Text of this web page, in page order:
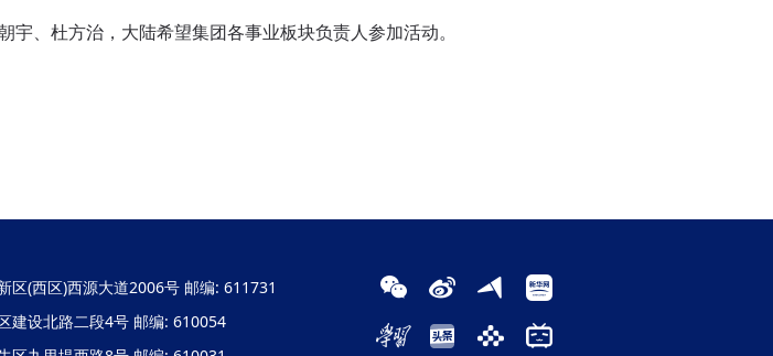
、杜方治，大陆希望集团各事业板块负责人参加活动。
区(西区)西源大道2006号 邮编: 611731
建设北路二段4号 邮编: 610054